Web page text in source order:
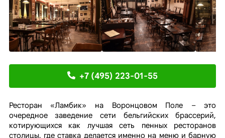
+7 (495) 223-01-55
Ресторан «Ламбик» на Воронцовом Поле – это
очередное заведение сети бельгийских брассерий,
котирующихся как лучшая сеть пенных ресторанов
столицы, где ставка делается именно на меню и барную